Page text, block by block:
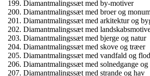
Diamantmalingssæt med by-motiver
Diamantmalingssæt med broer og
Diamantmalingssæt med arkitektur og
Diamantmalingssæt med
Diamantmalingssæt med bjerge og natur
Diamantmalingssæt med skove og træer
Diamantmalingssæt med vandfald og
Diamantmalingssæt med solnedgange og
Diamantmalingssæt med strande og hav